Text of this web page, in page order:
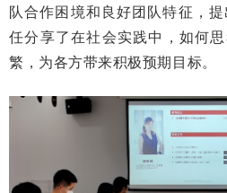
队合作困境和良好团队特征，
任分享了在社会实践中，如何
繁，为各方带来积极预期目标。